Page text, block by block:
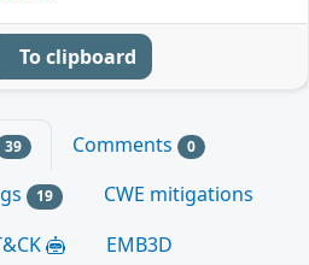
To clipboard
39 Comments 0
19
CWE mitigations
EMB3D